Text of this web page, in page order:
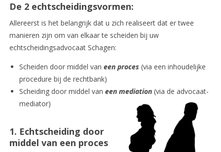
De 2 echtscheidingsvormen:
Allereerst is het belangrijk dat u zich realiseert dat er twee
manieren zijn om van elkaar te scheiden bij uw
echtscheidingsadvocaat Schagen:
Scheiden door middel van een proces (via een inhoudelijke
procedure bij de rechtbank)
Scheiding door middel van een mediation (via de advocaat-
mediator)
1. Echtscheiding door
middel van een proces